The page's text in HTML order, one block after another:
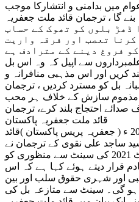
میں بدامنی و انتشارکا موجب
بنے گا ، ترجمان قائد ملت جعفریہ
ڈھڑ بلوں کو تھوک کے حساب
تعصب اور فرقہ واریت
کو فروغ دینے کے مترادف ہے
سے اپیل کہ وہ اس بل
کریں اور اس مذہبی منافرانہ و
بل کو مسترد کردیں ، ترجمان
مذموم سازش کے خلاف ہر محب
احتجاج بلند کرے، ترجمان
قائد ملت جعفریہ پاکستان
اسلام آباد /راولپنڈی 7 اگست 2023 ء ( جعفریہ پریس پاکستان )قائد
ساجد علی نقوی کے ترجمان نے
فوجداری قانونی ترمیمی ایکٹ 2021 کی سینٹ سے منظوری کو
قرار دیتے ہوئے کہا ہے کہ اس
اور شہری حقوق سلب اور بین
ہو گی۔ سینٹ سے متازعہ بل کی